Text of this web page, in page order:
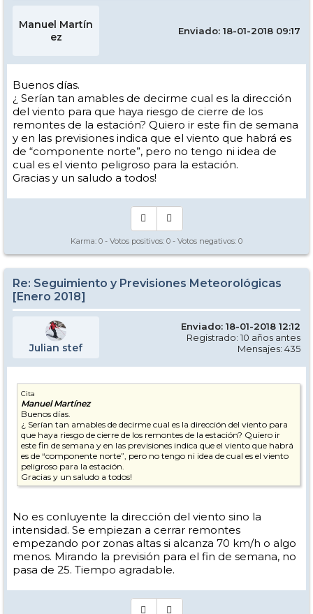
Manuel Martín
ez
Enviado: 18-01-2018 09:17
Buenos días.
¿ Serían tan amables de decirme cual es la dirección
del viento para que haya riesgo de cierre de los
remontes de la estación? Quiero ir este fin de semana
y en las previsiones indica que el viento que habrá es
de “componente norte”, pero no tengo ni idea de
cual es el viento peligroso para la estación.
Gracias y un saludo a todos!
Karma: 0 - Votos positivos: 0 - Votos negativos: 0
Re: Seguimiento y Previsiones Meteorológicas
[Enero 2018]
Julian stef
Enviado: 18-01-2018 12:12
Registrado: 10 años antes
Mensajes: 435
Cita
Manuel Martínez
Buenos días.
¿ Serían tan amables de decirme cual es la dirección del viento para
que haya riesgo de cierre de los remontes de la estación? Quiero ir
este fin de semana y en las previsiones indica que el viento que habrá
es de “componente norte”, pero no tengo ni idea de cual es el viento
peligroso para la estación.
Gracias y un saludo a todos!
No es conluyente la dirección del viento sino la
intensidad. Se empiezan a cerrar remontes
empezando por zonas altas si alcanza 70 km/h o algo
menos. Mirando la previsión para el fin de semana, no
pasa de 25. Tiempo agradable.